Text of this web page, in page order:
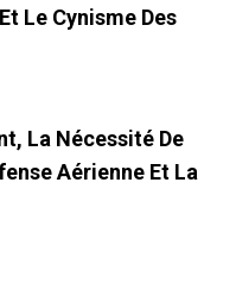
Le Cynisme Des
La Nécessité De
Aérienne Et La